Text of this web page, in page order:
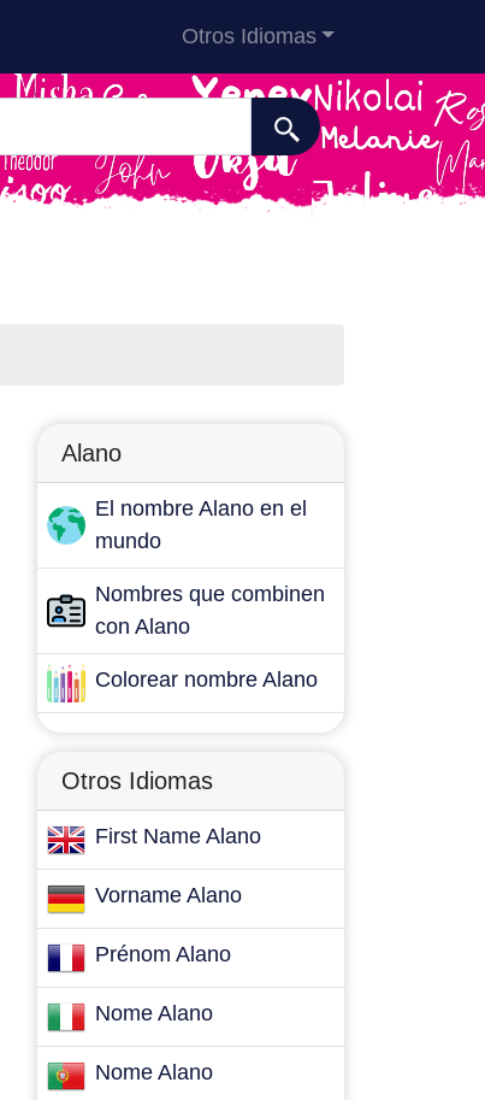
Otros Idiomas
Alano
El nombre Alano en el
mundo
Nombres que combinen
con Alano
Colorear nombre Alano
Otros Idiomas
First Name Alano
Vorname Alano
Prénom Alano
Nome Alano
Nome Alano